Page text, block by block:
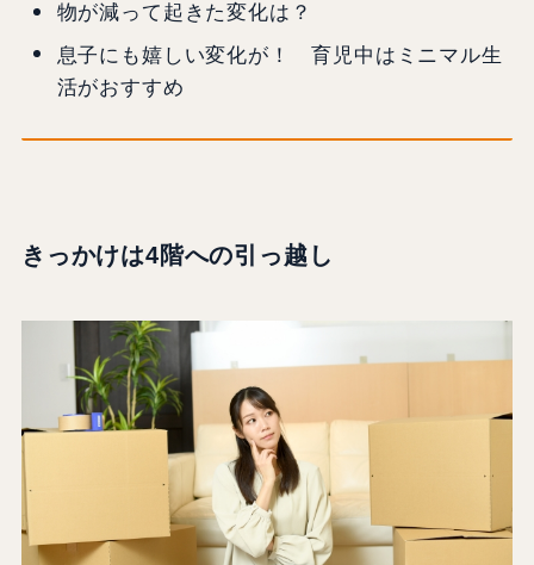
物が減って起きた変化は？
息子にも嬉しい変化が！ 育児中はミニマル生
活がおすすめ
きっかけは4階への引っ越し